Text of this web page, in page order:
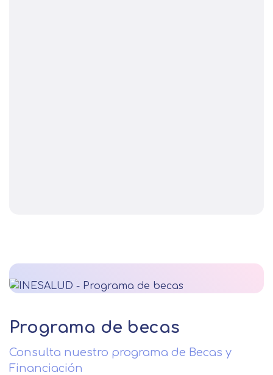
Programa de becas
Consulta nuestro programa de Becas y
Financiación